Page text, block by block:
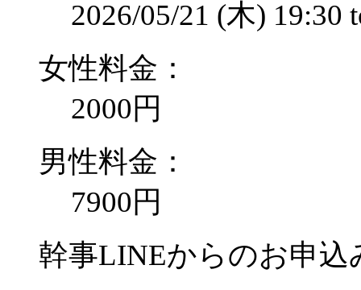
2026/05/21 (木) 19:30
女性料金：
2000円
男性料金：
7900円
幹事LINEからのお申込